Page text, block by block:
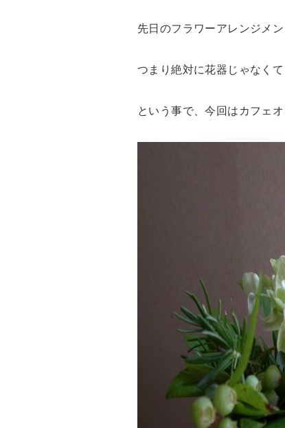
先日のフラワーアレンジメ
つまり絶対に花器じゃなく
という事で、今回はカフェ